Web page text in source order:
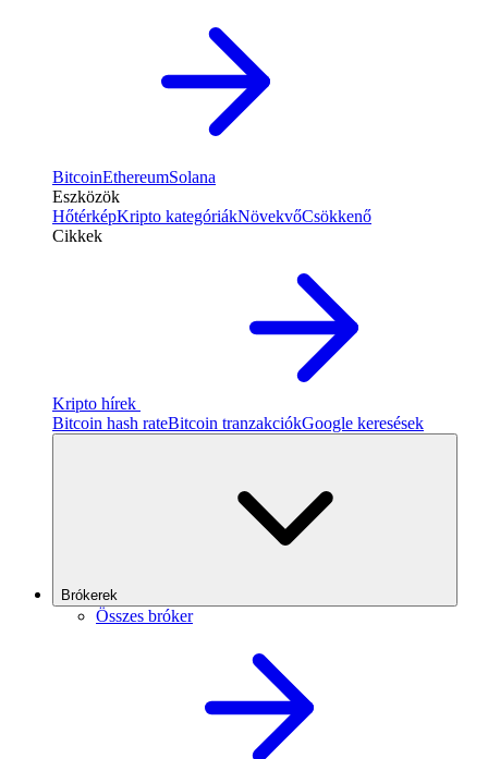
BitcoinEthereumSolana
Eszközök
HőtérképKripto kategóriákNövekvőCsökkenő
Cikkek
Kripto hírek
Bitcoin hash rateBitcoin tranzakciókGoogle keresések
Brókerek
Összes bróker